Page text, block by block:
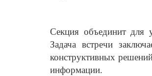
Секция объединит для
Задача встречи
конструктивных
информации.